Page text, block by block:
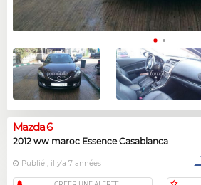
Mazda 6
2012 ww maroc Essence Casablanca
Publié , il y'a 7 années